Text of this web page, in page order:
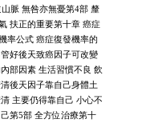
脈 無咎亦無憂第4部 釐
扶正的重要第十章 癌症
率公式 癌症復發機率的
好後天致癌因子可改變
部因素 生活習慣不良 飲
後天因子靠自己身體土
主要仍得靠自己 小心不
第5部 全方位治療第十